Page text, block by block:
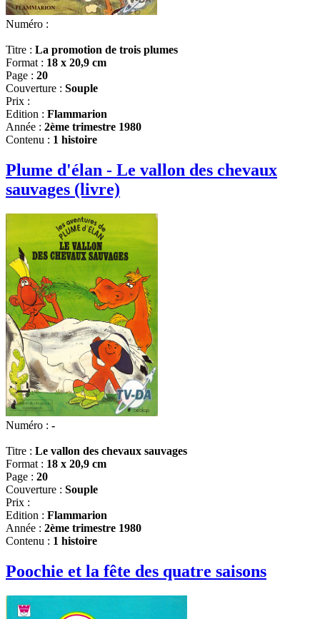
Numéro :
Titre : La promotion de trois plumes
Format : 18 x 20,9 cm
Page : 20
Couverture : Souple
Prix :
Edition : Flammarion
Année : 2ème trimestre 1980
Contenu : 1 histoire
Plume d'élan - Le vallon des chevaux
sauvages (livre)
Numéro : -
Titre : Le vallon des chevaux sauvages
Format : 18 x 20,9 cm
Page : 20
Couverture : Souple
Prix :
Edition : Flammarion
Année : 2ème trimestre 1980
Contenu : 1 histoire
Poochie et la fête des quatre saisons